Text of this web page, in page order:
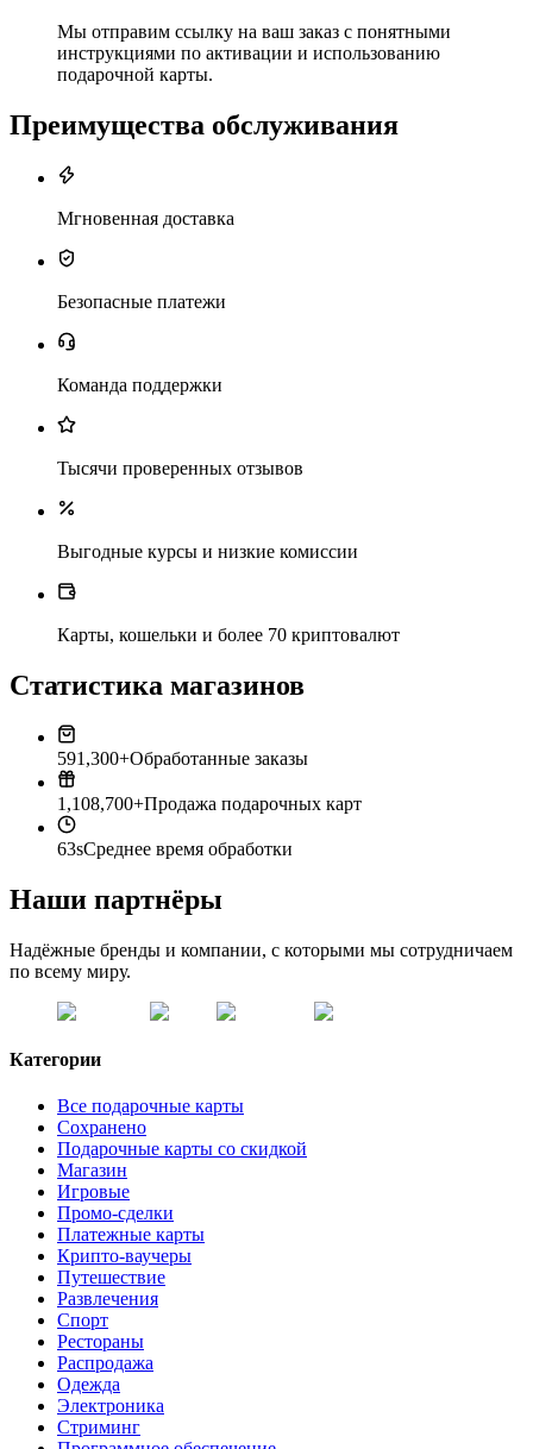
Мы отправим ссылку на ваш заказ с понятными
инструкциями по активации и использованию
подарочной карты.
Преимущества обслуживания
Мгновенная доставка
Безопасные платежи
Команда поддержки
Тысячи проверенных отзывов
Выгодные курсы и низкие комиссии
Карты, кошельки и более 70 криптовалют
Статистика магазинов
591,300+Обработанные заказы
1,108,700+Продажа подарочных карт
63sСреднее время обработки
Наши партнёры
Надёжные бренды и компании, с которыми мы сотрудничаем
по всему миру.
Категории
Все подарочные карты
Сохранено
Подарочные карты со скидкой
Магазин
Игровые
Промо-сделки
Платежные карты
Крипто-ваучеры
Путешествие
Развлечения
Спорт
Рестораны
Распродажа
Одежда
Электроника
Стриминг